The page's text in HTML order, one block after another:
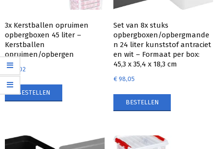
3x Kerstballen opruimen
opbergboxen 45 liter –
Kerstballen
opruimen/opbergen
€63,02
BESTELLEN
Set van 8x stuks
opbergboxen/opbergmande
n 24 liter kunststof antraciet
en wit – Formaat per box:
45,3 x 35,4 x 18,3 cm
€98,05
BESTELLEN